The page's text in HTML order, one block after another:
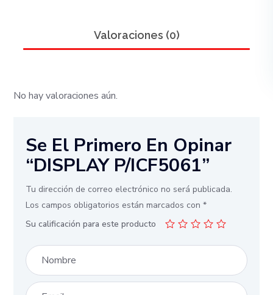
Valoraciones (0)
No hay valoraciones aún.
Se El Primero En Opinar
“DISPLAY P/ICF5061”
Tu dirección de correo electrónico no será publicada.
Los campos obligatorios están marcados con*
Su calificación para este producto